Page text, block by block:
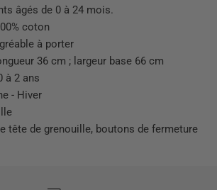
âgés de 0 à 24 mois.
coton
à porter
36 cm ; largeur base 66 cm
à 2 ans
- Hiver
tête de grenouille, boutons de fermeture